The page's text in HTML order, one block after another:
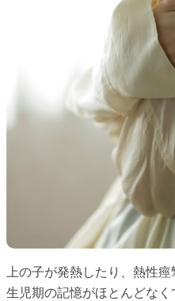
上の子が発熱したり、熱性
生児期の記憶がほとんどな